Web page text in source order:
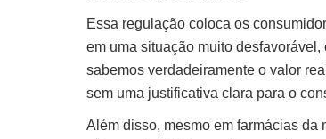
Essa regulação coloca os
em uma situação muito
sabemos verdadeiramente o valor
sem uma justificativa clara para o
Além disso, mesmo em farmácias da